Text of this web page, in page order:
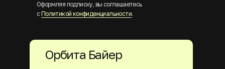
Оформляя подписку, вы соглашаетесь
с Политикой конфиденциальности.
Орбита Байер